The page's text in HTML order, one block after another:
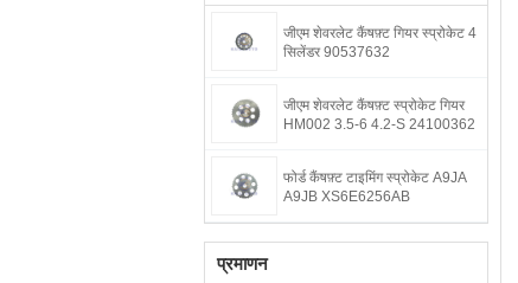
जीएम शेवरलेट कैंषफ़्ट गियर स्प्रोकेट 4
सिलेंडर 90537632
जीएम शेवरलेट कैंषफ़्ट स्प्रोकेट गियर
HM002 3.5-6 4.2-S 24100362
फोर्ड कैंषफ़्ट टाइमिंग स्प्रोकेट A9JA
A9JB XS6E6256AB
प्रमाणन